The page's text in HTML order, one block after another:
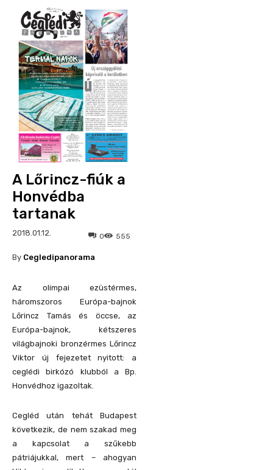
A Lőrincz-fiúk a
Honvédba
tartanak
2018.01.12. 555
0
By Cegledipanorama
Az olimpai ezüstérmes,
háromszoros Európa-bajnok
Lőrincz Tamás és öccse, az
Európa-bajnok, kétszeres
világbajnoki bronzérmes Lőrincz
Viktor új fejezetet nyitott: a
ceglédi birkózó klubból a Bp.
Honvédhoz igazoltak.
Cegléd után tehát Budapest
következik, de nem szakad meg
a kapcsolat a szűkebb
pátriájukkal, mert – ahogyan